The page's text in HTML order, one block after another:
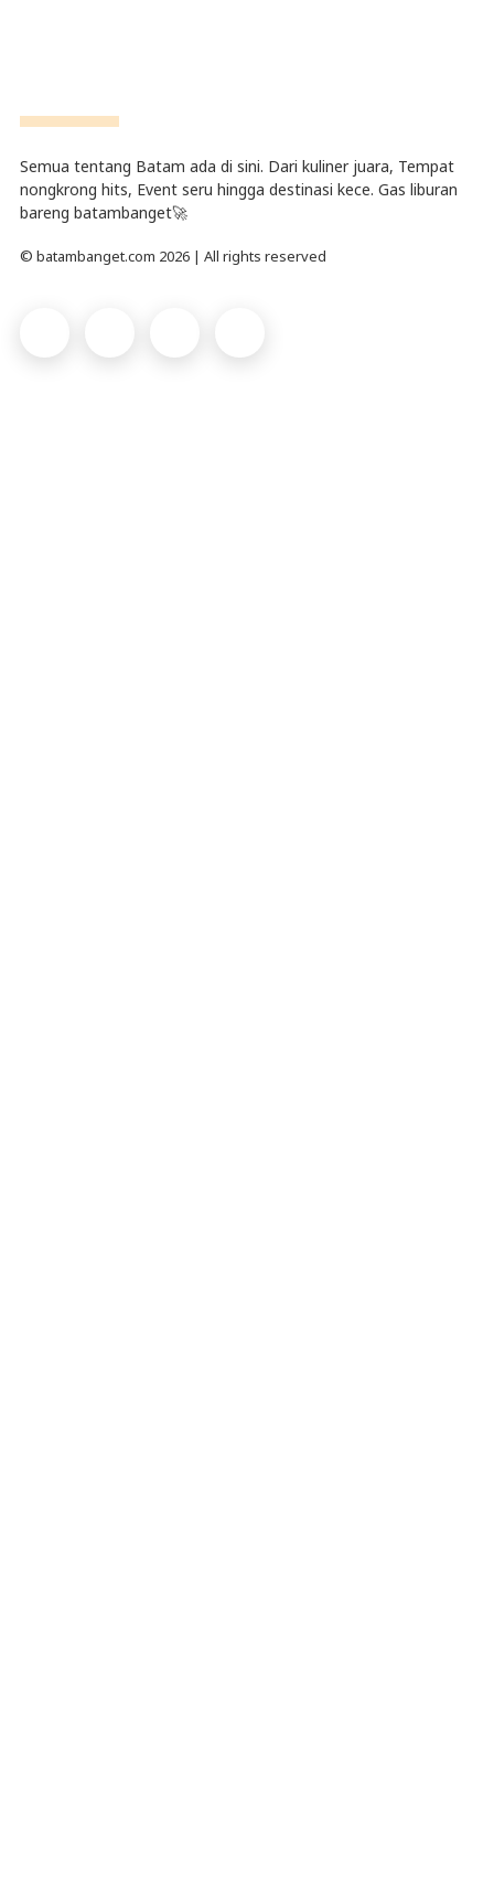
Semua tentang Batam ada di sini. Dari kuliner juara, Tempat
nongkrong hits, Event seru hingga destinasi kece. Gas liburan
bareng batambanget🚀
© batambanget.com 2026 | All rights reserved